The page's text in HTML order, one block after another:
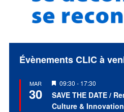
Évènements CLIC à
MAR
30
Mis
en
avant
09:30 - 17:30
SAVE THE DATE /
Culture &